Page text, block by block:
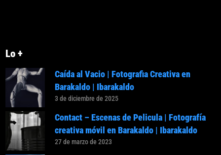
Lo +
Caída al Vacio | Fotografia Creativa en
Barakaldo | Ibarakaldo
3 de diciembre de 2025
Contact – Escenas de Pelicula | Fotografía
creativa móvil en Barakaldo | Ibarakaldo
27 de marzo de 2023